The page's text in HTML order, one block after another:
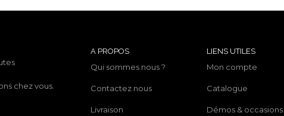
chez vous.
A PROPOS
Qui sommes nous ?
Contactez nous
Livraison
LIENS UTILES
Mon compte
Catalogue
Démos & occasions